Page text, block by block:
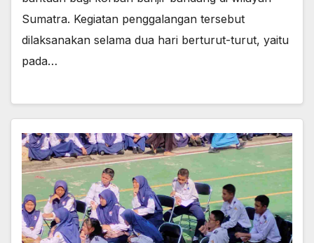
Sumatra. Kegiatan penggalangan tersebut
dilaksanakan selama dua hari berturut-turut, yaitu
pada…